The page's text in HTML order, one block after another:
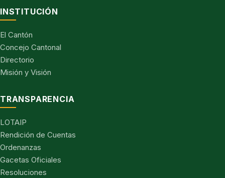
INSTITUCIÓN
El Cantón
Concejo Cantonal
Directorio
Misión y Visión
TRANSPARENCIA
LOTAIP
Rendición de Cuentas
Ordenanzas
Gacetas Oficiales
Resoluciones